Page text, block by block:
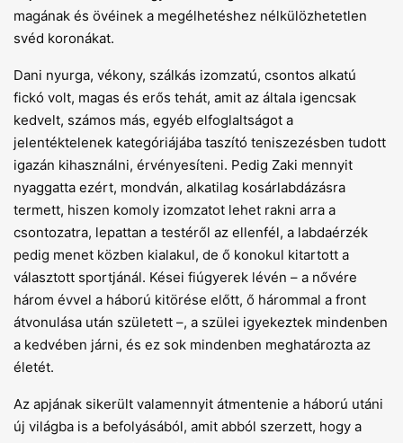
magának és övéinek a megélhetéshez nélkülözhetetlen
svéd koronákat.
Dani nyurga, vékony, szálkás izomzatú, csontos alkatú
fickó volt, magas és erős tehát, amit az általa igencsak
kedvelt, számos más, egyéb elfoglaltságot a
jelentéktelenek kategóriájába taszító teniszezésben tudott
igazán kihasználni, érvényesíteni. Pedig Zaki mennyit
nyaggatta ezért, mondván, alkatilag kosárlabdázásra
termett, hiszen komoly izomzatot lehet rakni arra a
csontozatra, lepattan a testéről az ellenfél, a labdaérzék
pedig menet közben kialakul, de ő konokul kitartott a
választott sportjánál. Kései fiúgyerek lévén – a nővére
három évvel a háború kitörése előtt, ő hárommal a front
átvonulása után született –, a szülei igyekeztek mindenben
a kedvében járni, és ez sok mindenben meghatározta az
életét.
Az apjának sikerült valamennyit átmentenie a háború utáni
új világba is a befolyásából, amit abból szerzett, hogy a